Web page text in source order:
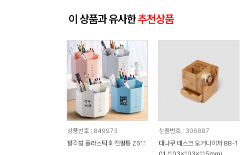
이 상품과 유사한추천상품
상품번호 : 849973
팔각형 플라스틱 회전필통 Z611
상품번호 : 306887
대나무 데스크 오거나이저 BB-1